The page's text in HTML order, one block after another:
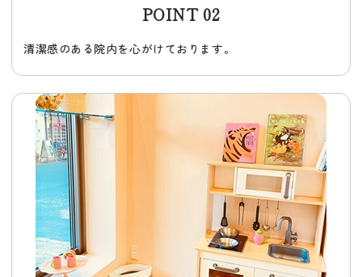
POINT 02
清潔感のある院内を心がけております。